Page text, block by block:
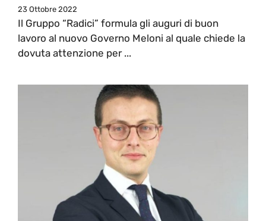
23 Ottobre 2022
Il Gruppo “Radici” formula gli auguri di buon
lavoro al nuovo Governo Meloni al quale chiede la
dovuta attenzione per ...